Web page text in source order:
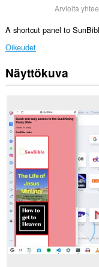
Arvioita
A shortcut panel to
Oikeudet
Laajennus
lisää
Näyttökuva